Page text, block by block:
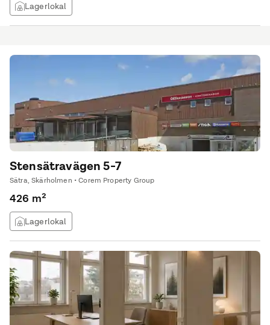
Lagerlokal
Stensätravägen 5-7
Sätra, Skärholmen • Corem Property Group
426 m²
Lagerlokal